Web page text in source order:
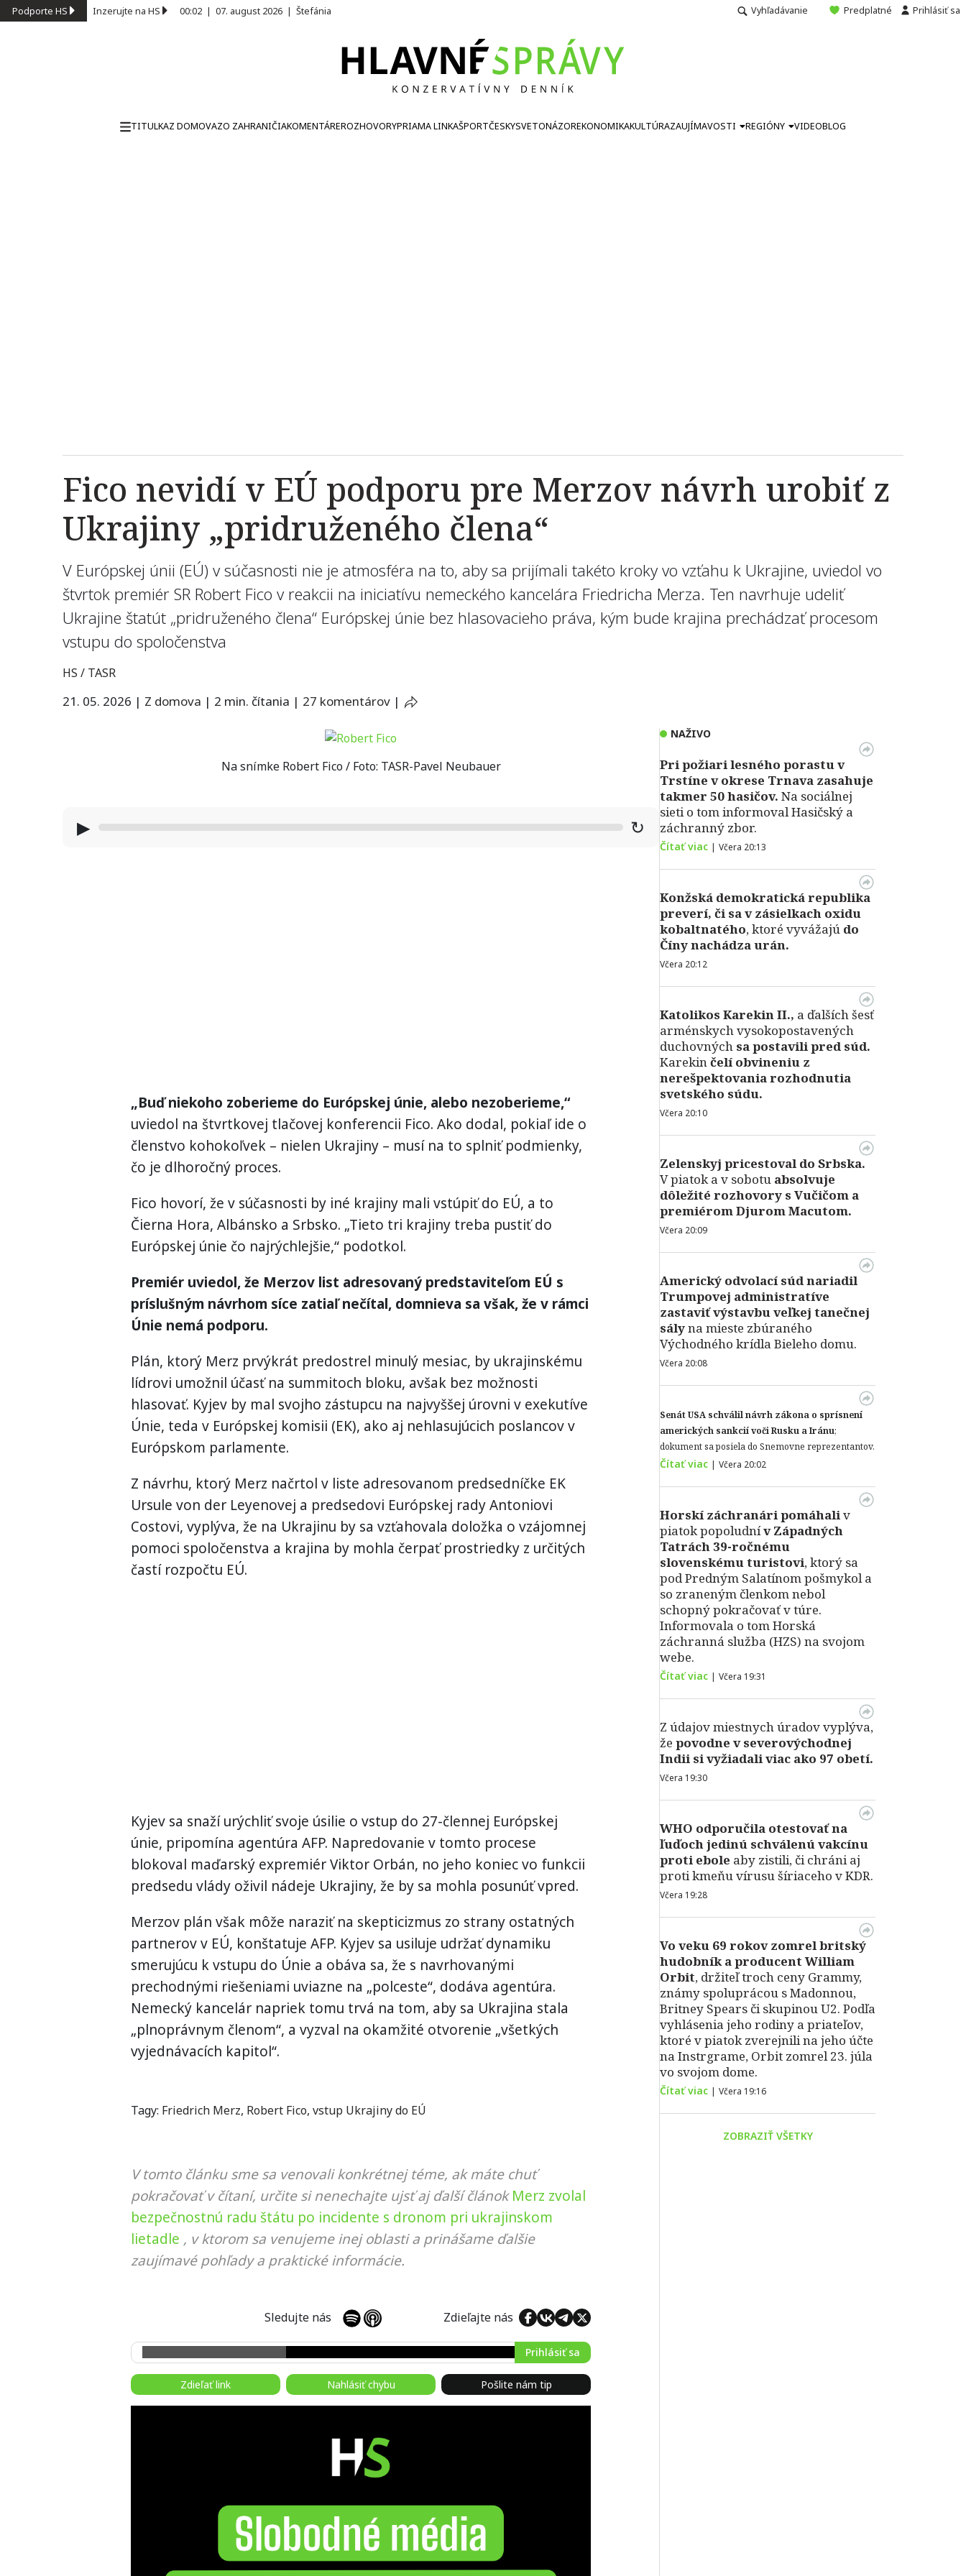
Podporte HS Inzerujte na HS 00:02 | 07. august 2026 | Štefánia Vyhľadávanie Predplatné Prihlásiť sa
TITULKAZ DOMOVAZO ZAHRANIČIAKOMENTÁREROZHOVORYPRIAMA LINKAŠPORTČESKYSVETONÁZOREKONOMIKAKULTÚRAZAUJÍMAVOSTI REGIÓNY VIDEOBLOG
Fico nevidí v EÚ podporu pre Merzov návrh urobiť z
Ukrajiny „pridruženého člena“
V Európskej únii (EÚ) v súčasnosti nie je atmosféra na to, aby sa prijímali takéto kroky vo vzťahu k Ukrajine, uviedol vo
štvrtok premiér SR Robert Fico v reakcii na iniciatívu nemeckého kancelára Friedricha Merza. Ten navrhuje udeliť
Ukrajine štatút „pridruženého člena“ Európskej únie bez hlasovacieho práva, kým bude krajina prechádzať procesom
vstupu do spoločenstva
HS / TASR
21. 05. 2026 | Z domova | 2 min. čítania | 27 komentárov |
Na snímke Robert Fico / Foto: TASR-Pavel Neubauer
▶ ↻
„Buď niekoho zoberieme do Európskej únie, alebo nezoberieme,“
uviedol na štvrtkovej tlačovej konferencii Fico. Ako dodal, pokiaľ ide o
členstvo kohokoľvek – nielen Ukrajiny – musí na to splniť podmienky,
čo je dlhoročný proces.
Fico hovorí, že v súčasnosti by iné krajiny mali vstúpiť do EÚ, a to
Čierna Hora, Albánsko a Srbsko. „Tieto tri krajiny treba pustiť do
Európskej únie čo najrýchlejšie,“ podotkol.
Premiér uviedol, že Merzov list adresovaný predstaviteľom EÚ s
príslušným návrhom síce zatiaľ nečítal, domnieva sa však, že v rámci
Únie nemá podporu.
Plán, ktorý Merz prvýkrát predostrel minulý mesiac, by ukrajinskému
lídrovi umožnil účasť na summitoch bloku, avšak bez možnosti
hlasovať. Kyjev by mal svojho zástupcu na najvyššej úrovni v exekutíve
Únie, teda v Európskej komisii (EK), ako aj nehlasujúcich poslancov v
Európskom parlamente.
Z návrhu, ktorý Merz načrtol v liste adresovanom predsedníčke EK
Ursule von der Leyenovej a predsedovi Európskej rady Antoniovi
Costovi, vyplýva, že na Ukrajinu by sa vzťahovala doložka o vzájomnej
pomoci spoločenstva a krajina by mohla čerpať prostriedky z určitých
častí rozpočtu EÚ.
Kyjev sa snaží urýchliť svoje úsilie o vstup do 27-člennej Európskej
únie, pripomína agentúra AFP. Napredovanie v tomto procese
blokoval maďarský expremiér Viktor Orbán, no jeho koniec vo funkcii
predsedu vlády oživil nádeje Ukrajiny, že by sa mohla posunúť vpred.
Merzov plán však môže naraziť na skepticizmus zo strany ostatných
partnerov v EÚ, konštatuje AFP. Kyjev sa usiluje udržať dynamiku
smerujúcu k vstupu do Únie a obáva sa, že s navrhovanými
prechodnými riešeniami uviazne na „polceste“, dodáva agentúra.
Nemecký kancelár napriek tomu trvá na tom, aby sa Ukrajina stala
„plnoprávnym členom“, a vyzval na okamžité otvorenie „všetkých
vyjednávacích kapitol“.
Tagy: Friedrich Merz, Robert Fico, vstup Ukrajiny do EÚ
V tomto článku sme sa venovali konkrétnej téme, ak máte chuť
pokračovať v čítaní, určite si nenechajte ujsť aj ďalší článok Merz zvolal
bezpečnostnú radu štátu po incidente s dronom pri ukrajinskom
lietadle , v ktorom sa venujeme inej oblasti a prinášame ďalšie
zaujímavé pohľady a praktické informácie.
Sledujte nás Zdieľajte nás
Prihlásiť sa
Zdieľať link Nahlásiť chybu Pošlite nám tip
NAŽIVO
Pri požiari lesného porastu v
Trstíne v okrese Trnava zasahuje
takmer 50 hasičov. Na sociálnej
sieti o tom informoval Hasičský a
záchranný zbor.
Čítať viac | Včera 20:13
Konžská demokratická republika
preverí, či sa v zásielkach oxidu
kobaltnatého, ktoré vyvážajú do
Číny nachádza urán.
Včera 20:12
Katolikos Karekin II., a ďalších šesť
arménskych vysokopostavených
duchovných sa postavili pred súd.
Karekinčelí obvineniu z
nerešpektovania rozhodnutia
svetského súdu.
Včera 20:10
Zelenskyj pricestoval do Srbska.
V piatok a v sobotu absolvuje
dôležité rozhovory s Vučičom a
premiérom Djurom Macutom.
Včera 20:09
Americký odvolací súd nariadil
Trumpovej administratíve
zastaviť výstavbu veľkej tanečnej
sályna mieste zbúraného
Východného krídla Bieleho domu.
Včera 20:08
Senát USA schválil návrh zákona o sprísnení
amerických sankcií voči Rusku a Iránu;
dokument sa posiela do Snemovne reprezentantov.
Čítať viac | Včera 20:02
Horskí záchranári pomáhaliv
piatok popoludnív Západných
Tatrách 39-ročnému
slovenskému turistovi, ktorý sa
pod Predným Salatínom pošmykol a
so zraneným členkom nebol
schopný pokračovať v túre.
Informovala o tom Horská
záchranná služba (HZS) na svojom
webe.
Čítať viac | Včera 19:31
Z údajov miestnych úradov vyplýva,
že povodne v severovýchodnej
Indii si vyžiadali viac ako 97 obetí.
Včera 19:30
WHO odporučila otestovať na
ľuďoch jedinú schválenú vakcínu
proti ebole aby zistili, či chráni aj
proti kmeňu vírusu šíriaceho v KDR.
Včera 19:28
Vo veku 69 rokov zomrel britský
hudobník a producent William
Orbit, držiteľ troch ceny Grammy,
známy spoluprácou s Madonnou,
Britney Spears či skupinou U2. Podľa
vyhlásenia jeho rodiny a priateľov,
ktoré v piatok zverejnili na jeho účte
na Instrgrame, Orbit zomrel 23. júla
vo svojom dome.
Čítať viac | Včera 19:16
ZOBRAZIŤ VŠETKY